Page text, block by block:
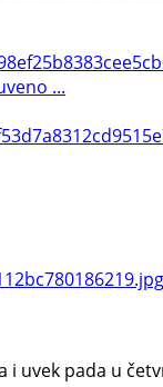
...
uvek pada u